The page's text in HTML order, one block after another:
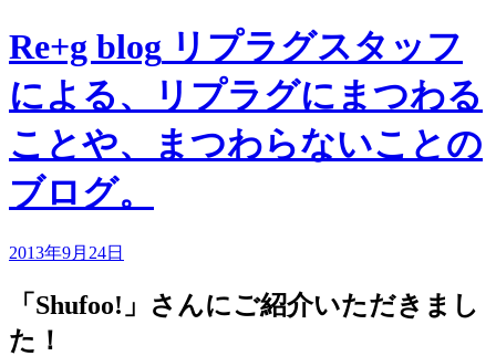
Re+g blog リプラグスタッフ
による、リプラグにまつわる
ことや、まつわらないことの
ブログ。
2013年9月24日
「Shufoo!」さんにご紹介いただきまし
た！